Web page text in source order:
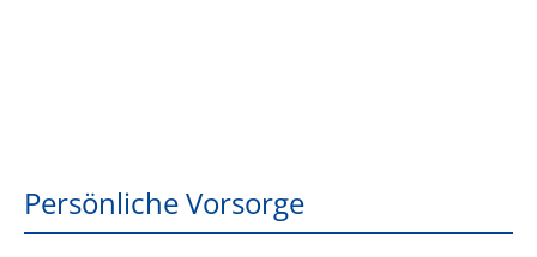
Persönliche Vorsorge